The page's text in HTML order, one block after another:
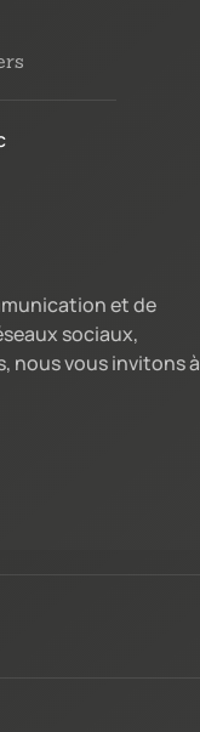
et de
sociaux,
nous vous invitons à